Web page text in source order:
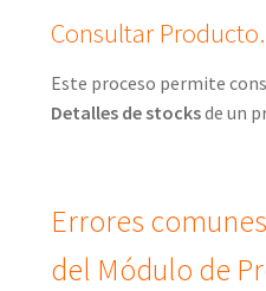
Consultar Producto.
Este proceso permite
Detalles de stocksde un
Errores
del Módulo de